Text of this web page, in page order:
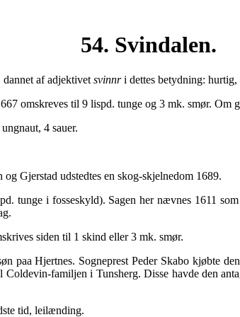
54. Svindalen.
dannet af adjektivet svinnri dettes betydning: hurtig,
omskreves til 9 lispd. tunge og 3 mk. smør. Om
4 sauer.
Gjerstad udstedtes en skog-skjelnedom 1689.
tunge i fosseskyld). Sagen her nævnes 1611
siden til 1 skind eller 3 mk. smør.
paa Hjertnes. Sogneprest Peder Skabo kjøbte
familjen i Tunsherg. Disse havde den
tid, leilænding.